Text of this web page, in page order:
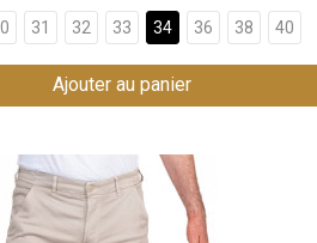
31 32 33 34 36 38 40
Ajouter au panier